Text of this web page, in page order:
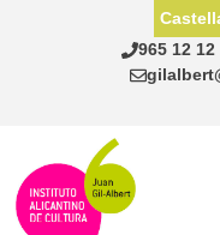
965 12 12